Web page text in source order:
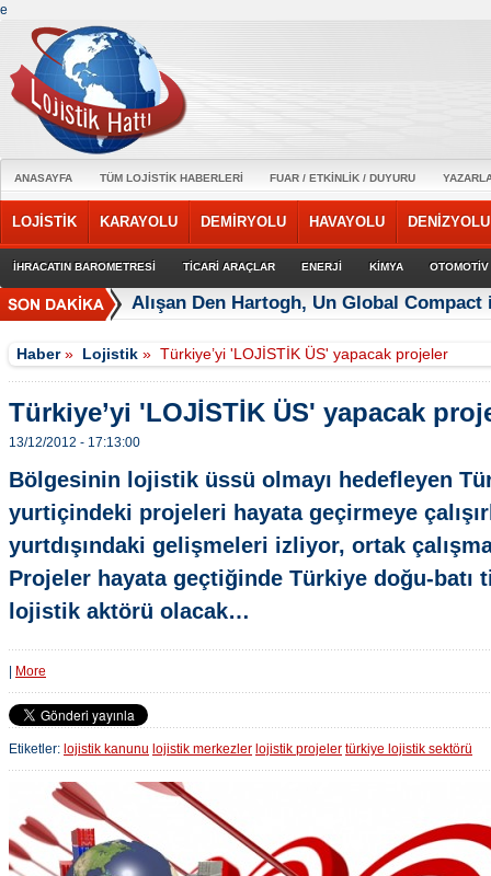
e
ANASAYFA TÜM LOJİSTİK HABERLERİ FUAR / ETKİNLİK / DUYURU
LOJİSTİK KARAYOLU DEMİRYOLU HAVAYOLU DENİZYOLU
İHRACATIN BAROMETRESİ TİCARİ ARAÇLAR ENERJİ KİMYA OTOMOTİV
Alışan Den Hartogh, Un Global Compact
Haber» Lojistik »Türkiye’yi 'LOJİSTİK ÜS' yapacak projeler
Türkiye’yi 'LOJİSTİK ÜS' yapacak
13/12/2012 - 17:13:00
Bölgesinin lojistik üssü olmayı hedefleyen
yurtiçindeki projeleri hayata geçirmeye
yurtdışındaki gelişmeleri izliyor, ortak
Projeler hayata geçtiğinde Türkiye doğu-batı
lojistik aktörü olacak…
More
Etiketler: lojistik kanunu lojistik merkezler lojistik projeler türkiye lojistik sektörü